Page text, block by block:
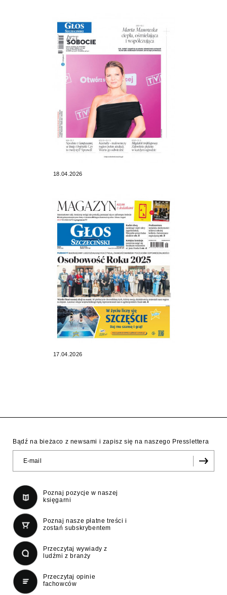
18.04.2026
17.04.2026
Bądź na bieżaco z newsami i zapisz się na naszego Presslettera
Poznaj pozycje w naszej
księgarni
Poznaj nasze płatne treści i
zostań subskrybentem
Przeczytaj wywiady z
ludźmi z branży
Przeczytaj opinie
fachowców